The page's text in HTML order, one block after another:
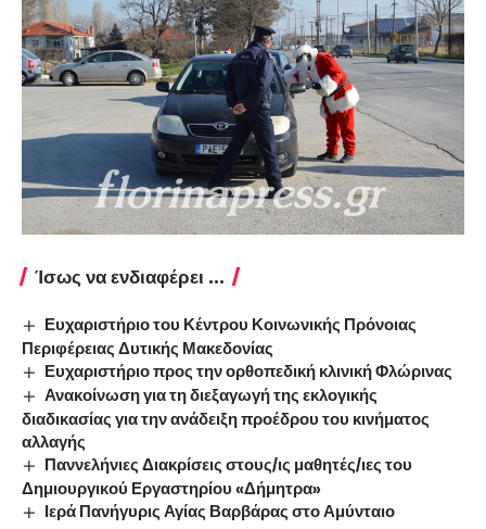
Ίσως να ενδιαφέρει ...
Ευχαριστήριο του Κέντρου Κοινωνικής Πρόνοιας
Περιφέρειας Δυτικής Μακεδονίας
Ευχαριστήριο προς την ορθοπεδική κλινική Φλώρινας
Ανακοίνωση για τη διεξαγωγή της εκλογικής
διαδικασίας για την ανάδειξη προέδρου του κινήματος
αλλαγής
Παννελήνιες Διακρίσεις στους/ις μαθητές/ιες του
Δημιουργικού Εργαστηρίου «Δήμητρα»
Ιερά Πανήγυρις Αγίας Βαρβάρας στο Αμύνταιο